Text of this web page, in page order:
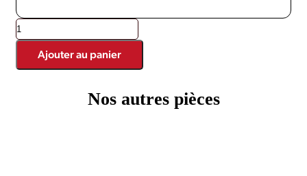
Ajouter au panier
Nos autres pièces